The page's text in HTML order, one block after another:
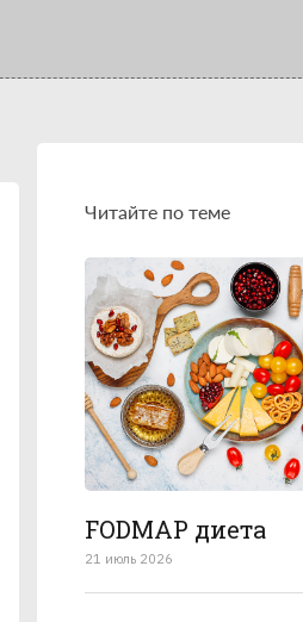
Читайте по теме
FODMAP диета
21 июль 2026